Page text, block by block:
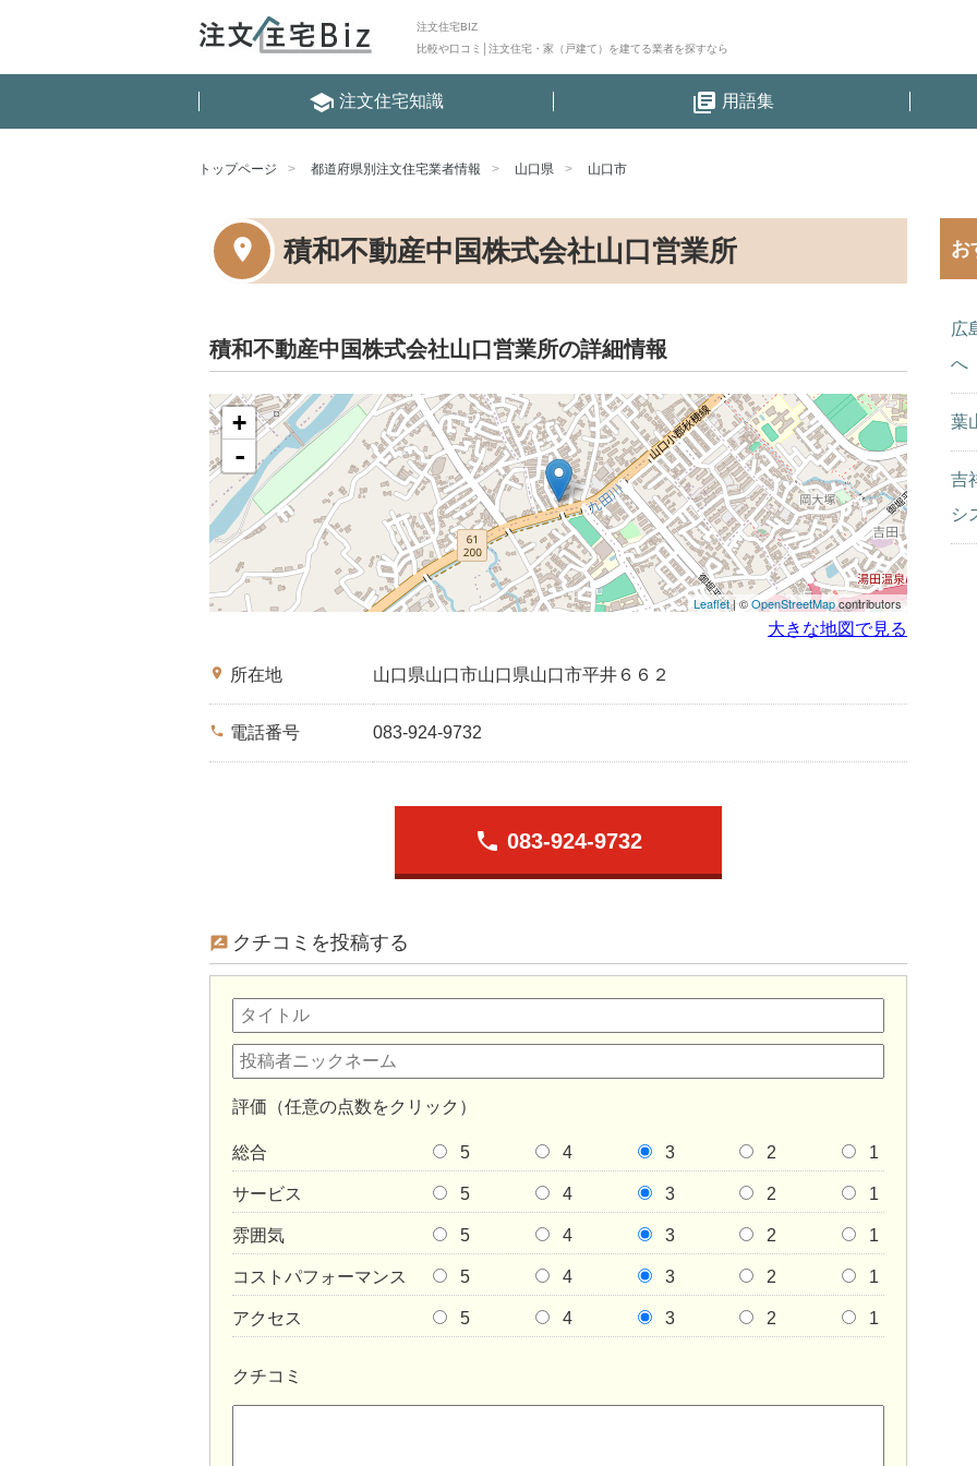
注文住宅BIZ
比較や口コミ│注文住宅・家（戸建て）を建てる業者を探すなら
school 注文住宅知識 library_books 用語集
トップページ 都道府県別注文住宅業者情報 山口県 山口市
積和不動産中国株式会社山口営業所
積和不動産中国株式会社山口営業所の詳細情報
+
-
Leaflet| ©OpenStreetMapcontributors
大きな地図で見る
place 所在地 山口県山口市山口県山口市平井６６２
phone 電話番号 083-924-9732
phone 083-924-9732
クチコミを投稿する
評価（任意の点数をクリック）
総合 5 4 3 2 1
サービス 5 4 3 2 1
雰囲気 5 4 3 2 1
コストパフォーマンス 5 4 3 2 1
アクセス 5 4 3 2 1
クチコミ
お
広
へ
葉
吉
シ